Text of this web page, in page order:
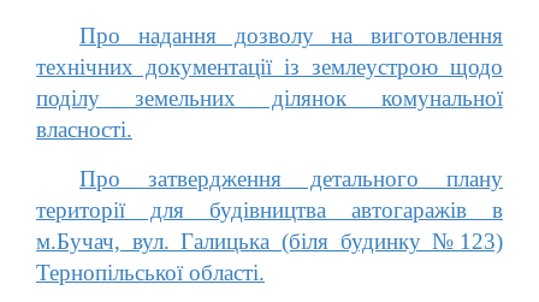
Про надання дозволу на виготовлення
технічних документації із землеустрою щодо
поділу земельних ділянок комунальної
власності.
Про затвердження детального плану
території для будівництва автогаражів в
м.Бучач, вул. Галицька (біля будинку №123)
Тернопільської області.